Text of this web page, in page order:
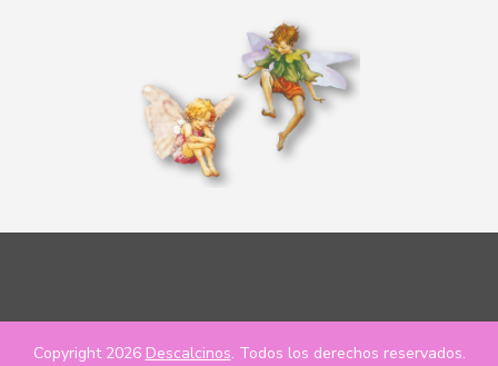
Copyright 2026 Descalcinos. Todos los derechos reservados.